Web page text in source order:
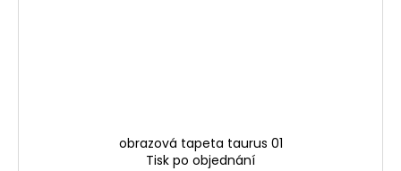
obrazová tapeta taurus 01
Tisk po objednání